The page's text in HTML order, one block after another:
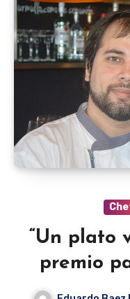
“Un plato
premio